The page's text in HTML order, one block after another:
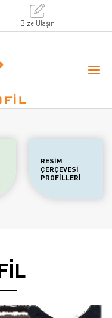
Bize Ulaşın
RESİM
ÇERÇEVESİ
PROFİLLERİ